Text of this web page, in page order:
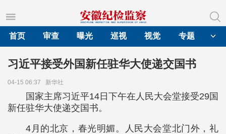
首页
审查 曝光 巡视 视觉 专题
习近平接受外国新任驻华大使递交国书
04-15 06:37 新华社
国家主席习近平14日下午在人民大会堂接受29国
新任驻华大使递交国书。
4月的北京，春光明媚。人民大会堂北门外，礼